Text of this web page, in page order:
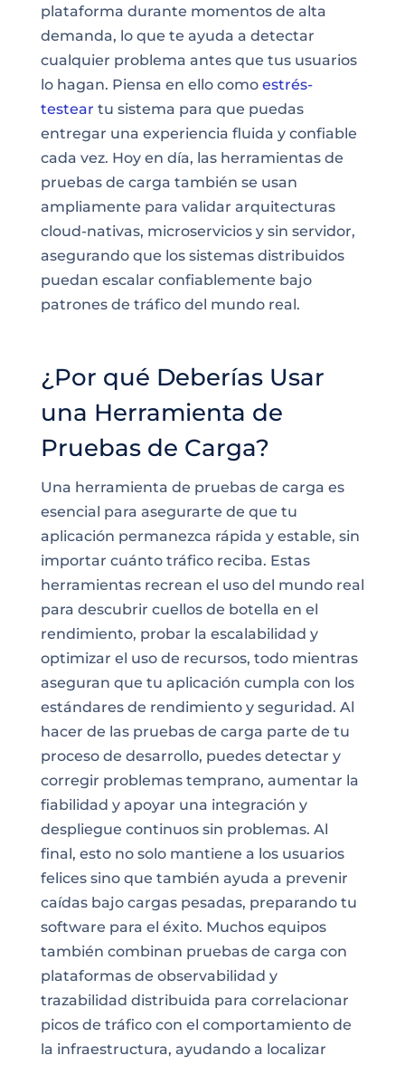
plataforma durante momentos de alta
demanda, lo que te ayuda a detectar
cualquier problema antes que tus usuarios
lo hagan. Piensa en ello como estrés-
testear tu sistema para que puedas
entregar una experiencia fluida y confiable
cada vez. Hoy en día, las herramientas de
pruebas de carga también se usan
ampliamente para validar arquitecturas
cloud-nativas, microservicios y sin servidor,
asegurando que los sistemas distribuidos
puedan escalar confiablemente bajo
patrones de tráfico del mundo real.
¿Por qué Deberías Usar
una Herramienta de
Pruebas de Carga?
Una herramienta de pruebas de carga es
esencial para asegurarte de que tu
aplicación permanezca rápida y estable, sin
importar cuánto tráfico reciba. Estas
herramientas recrean el uso del mundo real
para descubrir cuellos de botella en el
rendimiento, probar la escalabilidad y
optimizar el uso de recursos, todo mientras
aseguran que tu aplicación cumpla con los
estándares de rendimiento y seguridad. Al
hacer de las pruebas de carga parte de tu
proceso de desarrollo, puedes detectar y
corregir problemas temprano, aumentar la
fiabilidad y apoyar una integración y
despliegue continuos sin problemas. Al
final, esto no solo mantiene a los usuarios
felices sino que también ayuda a prevenir
caídas bajo cargas pesadas, preparando tu
software para el éxito. Muchos equipos
también combinan pruebas de carga con
plataformas de observabilidad y
trazabilidad distribuida para correlacionar
picos de tráfico con el comportamiento de
la infraestructura, ayudando a localizar